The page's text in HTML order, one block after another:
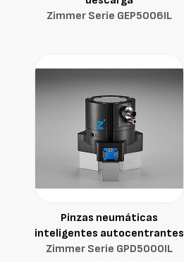
Zimmer Serie GEP5006IL
Pinzas neumáticas
inteligentes autocentrantes
Zimmer Serie GPD5000IL